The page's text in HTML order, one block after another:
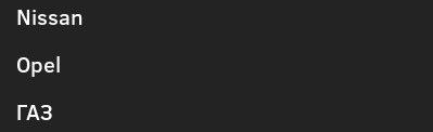
Nissan
Opel
ГАЗ